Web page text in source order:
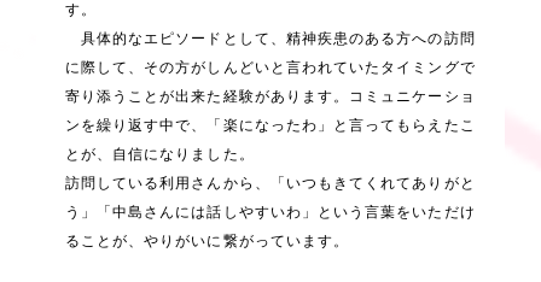
す。
具体的なエピソードとして、精神疾患のある方への訪問
に際して、その方がしんどいと言われていたタイミングで
寄り添うことが出来た経験があります。コミュニケーショ
ンを繰り返す中で、「楽になったわ」と言ってもらえたこ
とが、自信になりました。
訪問している利用さんから、「いつもきてくれてありがと
う」「中島さんには話しやすいわ」という言葉をいただけ
ることが、やりがいに繋がっています。